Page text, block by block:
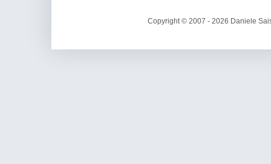
Copyright © 2007 - 2026 Daniele